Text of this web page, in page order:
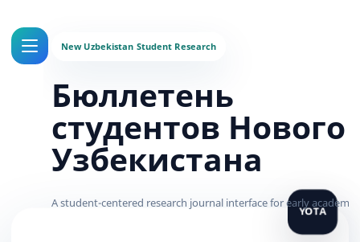
Бюллетень
студентов Нового
Узбекистана